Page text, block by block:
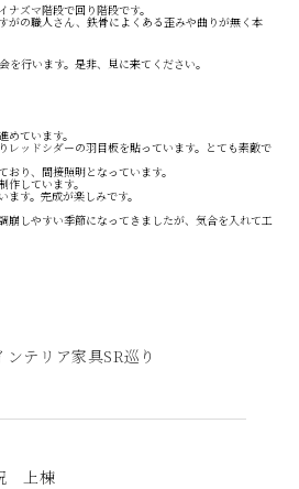
ズマ階段で回り階段です。
がの職人さん、鉄骨によくある歪みや曲りが無く本
を行います。是非、見に来てください。
めています。
レッドシダーの羽目板を貼っています。とても素敵で
り、間接照明となっています。
しています。
す。完成が楽しみです。
崩しやすい季節になってきましたが、気合を入れて工
ンテリア家具SR巡り
上棟